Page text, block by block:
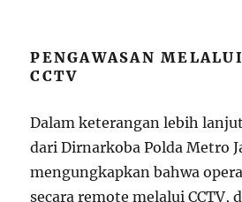
PENGAWASAN
CCTV
Dalam keterangan lebih
dari Dirnarkoba Polda Metro
mengungkapkan bahwa
secara remote melalui CCTV,